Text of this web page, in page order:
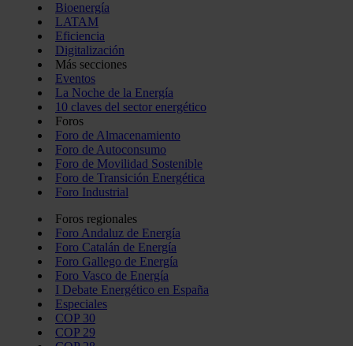
Bioenergía
LATAM
Eficiencia
Digitalización
Más secciones
Eventos
La Noche de la Energía
10 claves del sector energético
Foros
Foro de Almacenamiento
Foro de Autoconsumo
Foro de Movilidad Sostenible
Foro de Transición Energética
Foro Industrial
Foros regionales
Foro Andaluz de Energía
Foro Catalán de Energía
Foro Gallego de Energía
Foro Vasco de Energía
I Debate Energético en España
Especiales
COP 30
COP 29